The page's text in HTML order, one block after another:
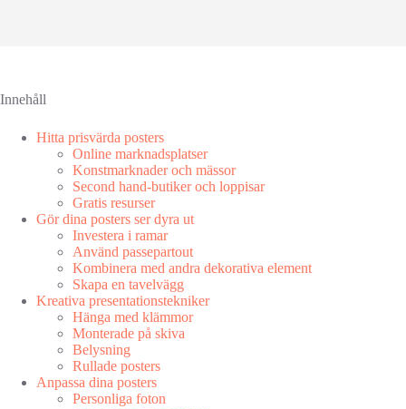
Innehåll
Hitta prisvärda posters
Online marknadsplatser
Konstmarknader och mässor
Second hand-butiker och loppisar
Gratis resurser
Gör dina posters ser dyra ut
Investera i ramar
Använd passepartout
Kombinera med andra dekorativa element
Skapa en tavelvägg
Kreativa presentationstekniker
Hänga med klämmor
Monterade på skiva
Belysning
Rullade posters
Anpassa dina posters
Personliga foton